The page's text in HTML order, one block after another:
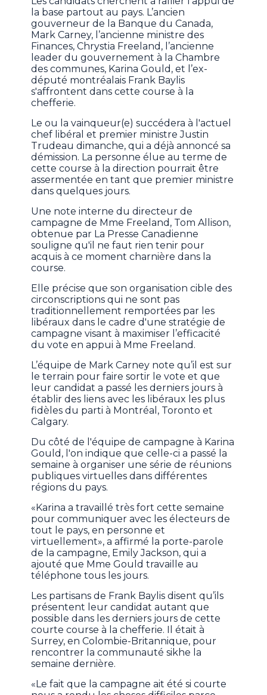
la base partout au pays. L’ancien
gouverneur de la Banque du Canada,
Mark Carney, l’ancienne ministre des
Finances, Chrystia Freeland, l’ancienne
leader du gouvernement à la Chambre
des communes, Karina Gould, et l’ex-
député montréalais Frank Baylis
s'affrontent dans cette course à la
chefferie.
Le ou la vainqueur(e) succédera à l'actuel
chef libéral et premier ministre Justin
Trudeau dimanche, qui a déjà annoncé sa
démission. La personne élue au terme de
cette course à la direction pourrait être
assermentée en tant que premier ministre
dans quelques jours.
Une note interne du directeur de
campagne de Mme Freeland, Tom Allison,
obtenue par La Presse Canadienne
souligne qu'il ne faut rien tenir pour
acquis à ce moment charnière dans la
course.
Elle précise que son organisation cible des
circonscriptions qui ne sont pas
traditionnellement remportées par les
libéraux dans le cadre d'une stratégie de
campagne visant à maximiser l’efficacité
du vote en appui à Mme Freeland.
L’équipe de Mark Carney note qu’il est sur
le terrain pour faire sortir le vote et que
leur candidat a passé les derniers jours à
établir des liens avec les libéraux les plus
fidèles du parti à Montréal, Toronto et
Calgary.
Du côté de l'équipe de campagne à Karina
Gould, l'on indique que celle-ci a passé la
semaine à organiser une série de réunions
publiques virtuelles dans différentes
régions du pays.
«Karina a travaillé très fort cette semaine
pour communiquer avec les électeurs de
tout le pays, en personne et
virtuellement», a affirmé la porte-parole
de la campagne, Emily Jackson, qui a
ajouté que Mme Gould travaille au
téléphone tous les jours.
Les partisans de Frank Baylis disent qu’ils
présentent leur candidat autant que
possible dans les derniers jours de cette
courte course à la chefferie. Il était à
Surrey, en Colombie-Britannique, pour
rencontrer la communauté sikhe la
semaine dernière.
«Le fait que la campagne ait été si courte